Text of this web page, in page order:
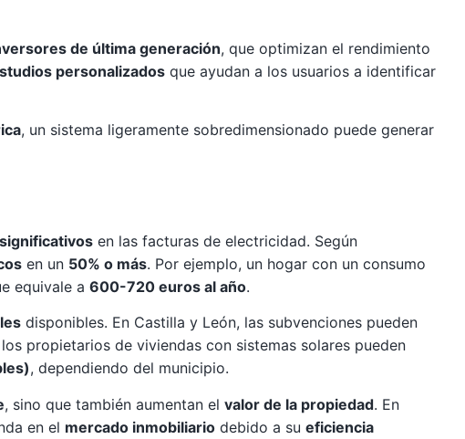
de última generación, que optimizan el rendimiento
personalizados que ayudan a los usuarios a identificar
, un sistema ligeramente sobredimensionado puede generar
en las facturas de electricidad. Según
en un 50% o más. Por ejemplo, un hogar con un consumo
equivale a 600-720 euros al año.
disponibles. En Castilla y León, las subvenciones pueden
propietarios de viviendas con sistemas solares pueden
, dependiendo del municipio.
, sino que también aumentan el valor de la propiedad. En
en el mercado inmobiliario debido a su eficiencia